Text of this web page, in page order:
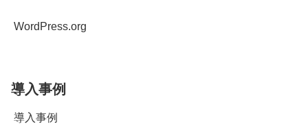
WordPress.org
導入事例
導入事例